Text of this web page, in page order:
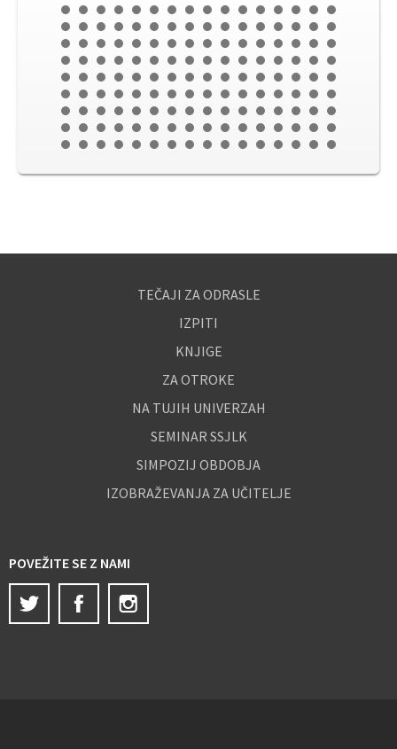
TEČAJI ZA ODRASLE
IZPITI
KNJIGE
ZA OTROKE
NA TUJIH UNIVERZAH
SEMINAR SSJLK
SIMPOZIJ OBDOBJA
IZOBRAŽEVANJA ZA UČITELJE
POVEŽITE SE Z NAMI
Twitter
Facebook